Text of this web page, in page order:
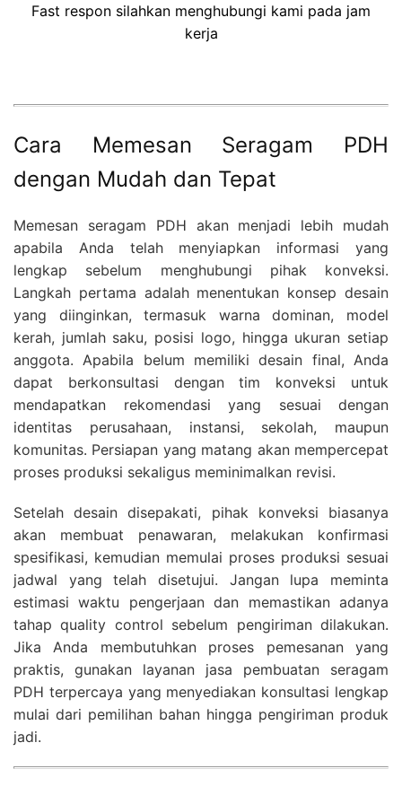
Fast respon silahkan menghubungi kami pada jam
kerja
Cara Memesan Seragam PDH
dengan Mudah dan Tepat
Memesan seragam PDH akan menjadi lebih mudah
apabila Anda telah menyiapkan informasi yang
lengkap sebelum menghubungi pihak konveksi.
Langkah pertama adalah menentukan konsep desain
yang diinginkan, termasuk warna dominan, model
kerah, jumlah saku, posisi logo, hingga ukuran setiap
anggota. Apabila belum memiliki desain final, Anda
dapat berkonsultasi dengan tim konveksi untuk
mendapatkan rekomendasi yang sesuai dengan
identitas perusahaan, instansi, sekolah, maupun
komunitas. Persiapan yang matang akan mempercepat
proses produksi sekaligus meminimalkan revisi.
Setelah desain disepakati, pihak konveksi biasanya
akan membuat penawaran, melakukan konfirmasi
spesifikasi, kemudian memulai proses produksi sesuai
jadwal yang telah disetujui. Jangan lupa meminta
estimasi waktu pengerjaan dan memastikan adanya
tahap quality control sebelum pengiriman dilakukan.
Jika Anda membutuhkan proses pemesanan yang
praktis, gunakan layanan jasa pembuatan seragam
PDH terpercaya yang menyediakan konsultasi lengkap
mulai dari pemilihan bahan hingga pengiriman produk
jadi.